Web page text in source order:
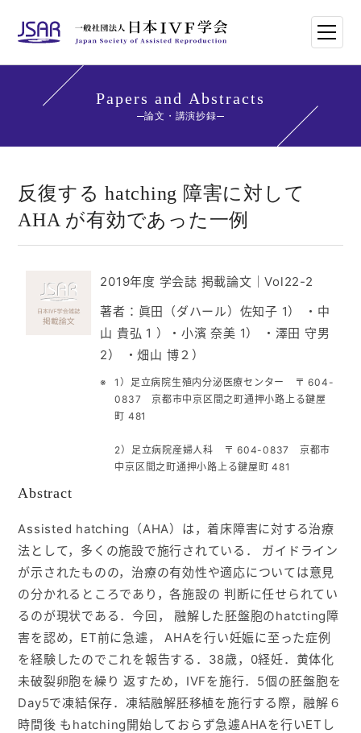
HOME
学会講師紹介
年次大会・イベント
世界のトレンド
ログイン
Papers and Abstracts
論文・講演抄録
反復する hatching 障害に対して
AHA が有効であった一例
2019年度 学会誌 掲載論文 ｜Vol22-2
著者：眞田（ダハール）佐知子 1） ・中
山 貴弘 1 ）・小濱 奈美 1） ・澤田 守男
2） ・畑山 博２）
1）足立病院生殖内分泌医療センター 〒 604-
0837 京都市中京区間之町通押小路上る鍵屋
町 481
2）足立病院産婦人科 〒 604-0837 京都市
中京区間之町通押小路上る鍵屋町 481
Abstract
Assisted hatching（AHA）は，着床障害に対する治療
法として，多くの施設で施行されている． ガイドライン
が示されたものの，治療の有効性や適応については意見
の分かれるところであり，各施設の 判断に任せられてい
るのが現状である．今回， 融解した胚盤胞のhatcting障
害を認め，ET前に急遽， AHAを行い妊娠に至った症例
を経験したのでこれを報告する．38歳，0経妊．黄体化
未破裂卵胞を繰り 返すため，IVFを施行．5個の胚盤胞を
Day5で凍結保存．凍結融解胚移植を施行する際，融解６
時間後 もhatching開始しておらず急遽AHAを行いETし